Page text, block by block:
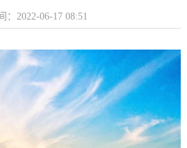
：2022-06-17 08:51